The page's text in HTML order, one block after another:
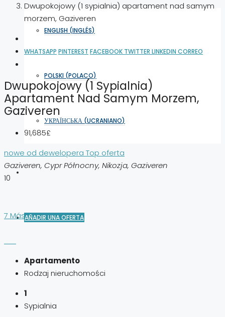
ENGLISH (INGLÉS)
POLSKI (POLACO)
УКРАЇНСЬКА (UCRANIANO)
AÑADIR UNA OFERTA
Dwupokojowy (1 sypialnia) apartament nad samym
morzem, Gaziveren
WHATSAPP PINTEREST FACEBOOK TWITTER LINKEDIN CORREO
Dwupokojowy (1 Sypialnia)
Apartament Nad Samym Morzem,
Gaziveren
91,685£
nowe od dewelopera Top oferta
Gaziveren, Cypr Północny, Nikozja, Gaziveren
10
7 Más
Apartamento
Rodzaj nieruchomości
1
Sypialnia